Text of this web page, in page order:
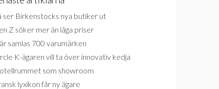
ser Birkenstocks nya butiker ut
Z söker mer än låga priser
samlas 700 varumärken
K-ägaren vill ta över innovativ kedja
som showroom
lyxikon får ny ägare